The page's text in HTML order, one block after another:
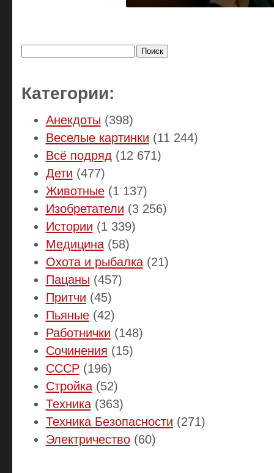
Категории:
Анекдоты (398)
Веселые картинки (11 244)
Всё подряд (12 671)
Дети (477)
Животные(1 137)
Изобретатели (3 256)
Истории (1 339)
Медицина(58)
Охота и рыбалка(21)
Пацаны (457)
Притчи (45)
Пьяные(42)
Работнички (148)
Сочинения (15)
СССР(196)
Стройка(52)
Техника(363)
Техника Безопасности (271)
Электричество(60)